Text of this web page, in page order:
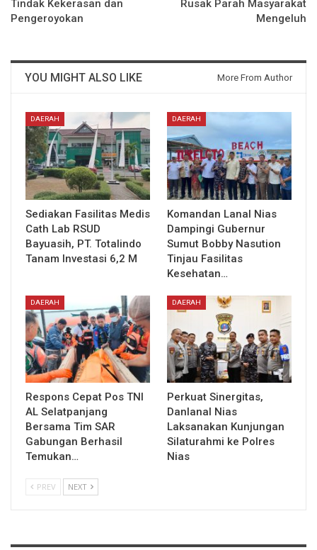
Tindak Kekerasan dan
Pengeroyokan
Rusak Parah Masyarakat
Mengeluh
YOU MIGHT ALSO LIKE More From Author
DAERAH
Sediakan Fasilitas Medis
Cath Lab RSUD
Bayuasih, PT. Totalindo
Tanam Investasi 6,2 M
DAERAH
Komandan Lanal Nias
Dampingi Gubernur
Sumut Bobby Nasution
Tinjau Fasilitas
Kesehatan…
DAERAH
Respons Cepat Pos TNI
AL Selatpanjang
Bersama Tim SAR
Gabungan Berhasil
Temukan…
DAERAH
Perkuat Sinergitas,
Danlanal Nias
Laksanakan Kunjungan
Silaturahmi ke Polres
Nias
PREV NEXT